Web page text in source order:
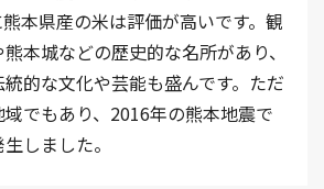
本県産の米は評価が高いです。観
本城などの歴史的な名所があり、
的な文化や芸能も盛んです。ただ
でもあり、2016年の熊本地震で
しました。